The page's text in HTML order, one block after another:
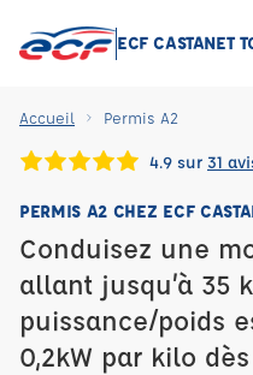
ECF CASTANET
Accueil Permis A2
4.9 sur 31
PERMIS A2 CHEZ ECF
Conduisez une
allant jusqu’à 35
puissance/poids
0,2kW par kilo